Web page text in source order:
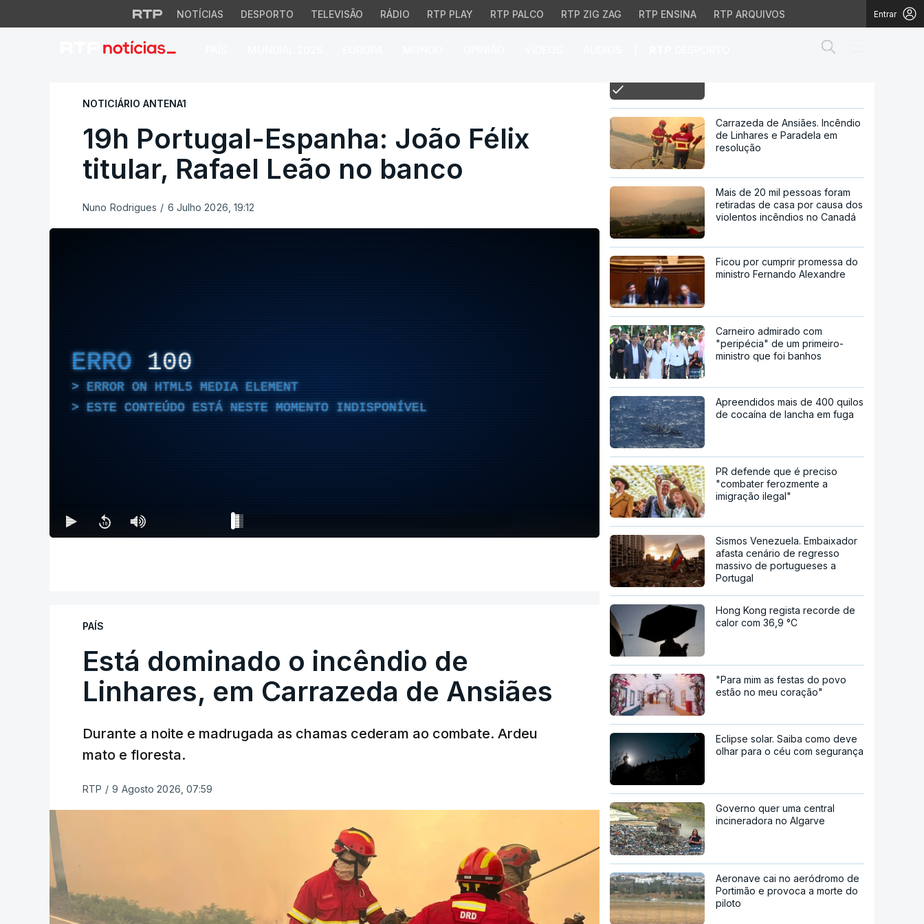
NOTÍCIAS DESPORTO TELEVISÃO RÁDIO RTP PLAY RTP PALCO RTP ZIG ZAG RTP ENSINA RTP ARQUIVOS Entrar
19h Portugal-Espanha: João Félix titular, Rafael Leão no banco
NOTICIÁRIO ANTENA1
19h Portugal-Espanha: João Félix
titular, Rafael Leão no banco
Nuno Rodrigues / 6 Julho 2026, 19:12
ERRO 100
ERROR ON HTML5 MEDIA ELEMENT
ESTE CONTEÚDO ESTÁ NESTE MOMENTO INDISPONÍVEL
PAÍS
Está dominado o incêndio de
Linhares, em Carrazeda de Ansiães
Durante a noite e madrugada as chamas cederam ao combate. Ardeu
mato e floresta.
RTP / 9 Agosto 2026, 07:59
19h Portugal-Espanha: João
Carrazeda de Ansiães. Incêndio
de Linhares e Paradela em
resolução
Mais de 20 mil pessoas foram
retiradas de casa por causa dos
violentos incêndios no Canadá
Ficou por cumprir promessa do
ministro Fernando Alexandre
Carneiro admirado com
"peripécia" de um primeiro-
ministro que foi banhos
Apreendidos mais de 400 quilos
de cocaína de lancha em fuga
PR defende que é preciso
"combater ferozmente a
imigração ilegal"
Sismos Venezuela. Embaixador
afasta cenário de regresso
massivo de portugueses a
Portugal
Hong Kong regista recorde de
calor com 36,9 °C
"Para mim as festas do povo
estão no meu coração"
Eclipse solar. Saiba como deve
olhar para o céu com segurança
Governo quer uma central
incineradora no Algarve
Aeronave cai no aeródromo de
Portimão e provoca a morte do
piloto